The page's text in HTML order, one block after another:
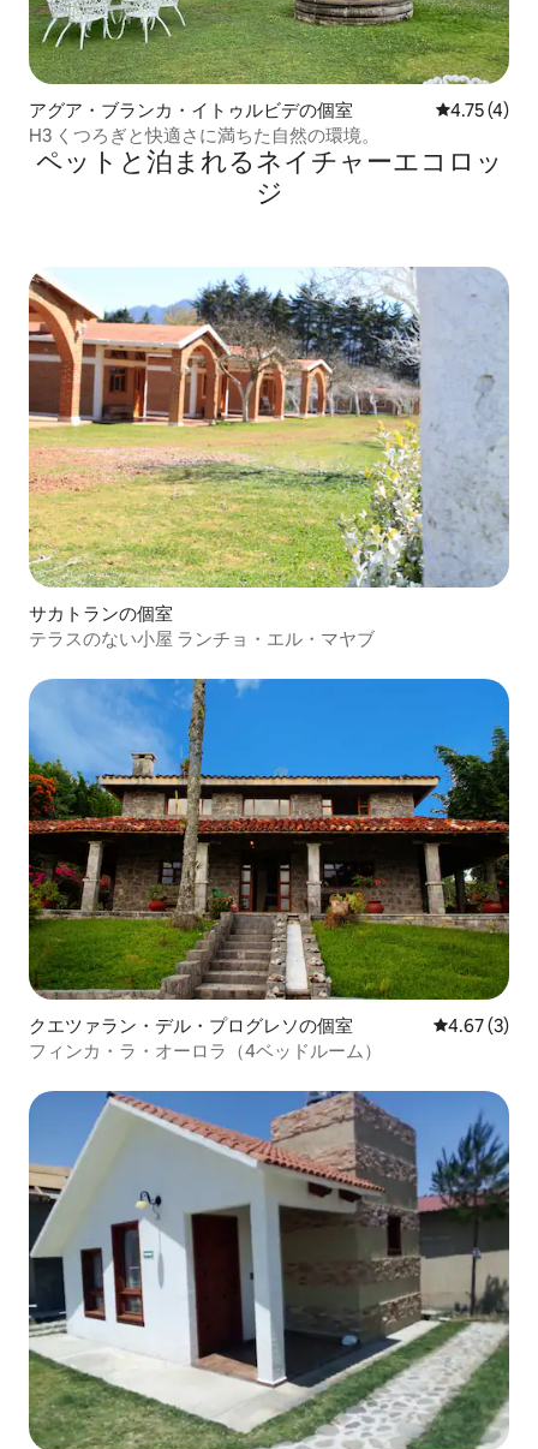
アグア・ブランカ・イトゥルビデの個室 レビュー4
4.75 (4)
H3 くつろぎと快適さに満ちた自然の環境。
ペットと泊まれるネイチャーエコロッ
ジ
サカトランの個室
テラスのない小屋 ランチョ・エル・マヤブ
クエツァラン・デル・プログレソの個室 レビュー3
4.67 (3)
フィンカ・ラ・オーロラ（4ベッドルーム）